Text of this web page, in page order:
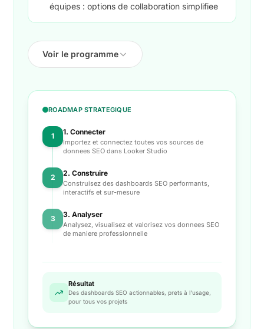
équipes : options de collaboration simplifiee
Voir le programme
ROADMAP STRATEGIQUE
1 1. Connecter
Importez et connectez toutes vos sources de
donnees SEO dans Looker Studio
2 2. Construire
Construisez des dashboards SEO performants,
interactifs et sur-mesure
3 3. Analyser
Analysez, visualisez et valorisez vos donnees SEO
de maniere professionnelle
Résultat
Des dashboards SEO actionnables, prets à l'usage,
pour tous vos projets